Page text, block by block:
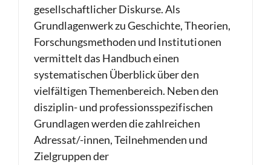
gesellschaftlicher Diskurse. Als
Grundlagenwerk zu Geschichte, Theorien,
Forschungsmethoden und Institutionen
vermittelt das Handbuch einen
systematischen Überblick über den
vielfältigen Themenbereich. Neben den
disziplin- und professionsspezifischen
Grundlagen werden die zahlreichen
Adressat/-innen, Teilnehmenden und
Zielgruppen der